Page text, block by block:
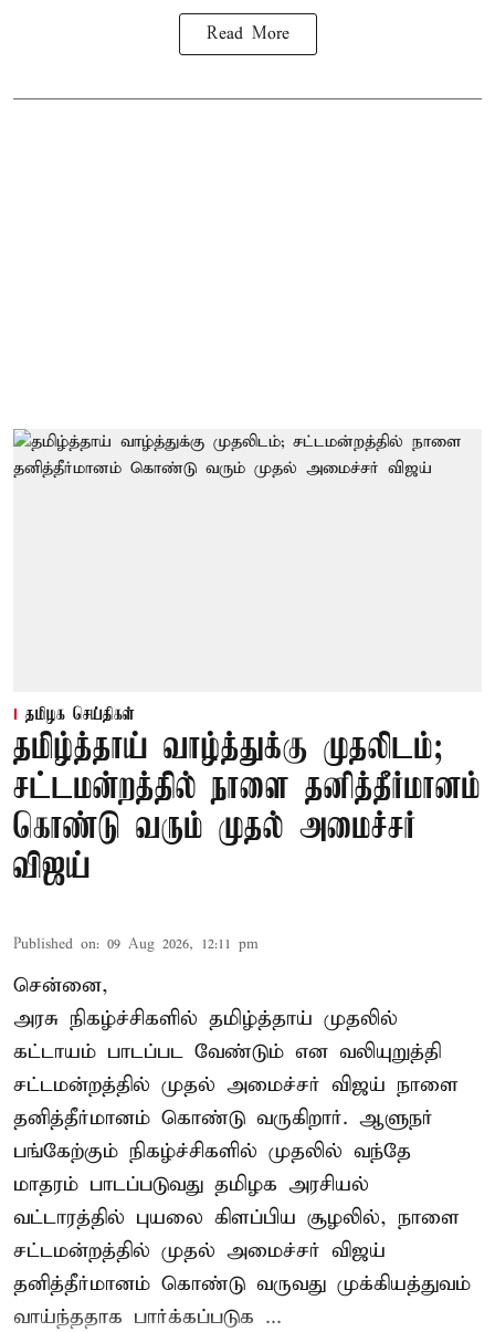
Read More
தமிழக செய்திகள்
தமிழ்த்தாய் வாழ்த்துக்கு முதலிடம்;
சட்டமன்றத்தில் நாளை தனித்தீர்மானம்
கொண்டு வரும் முதல் அமைச்சர்
விஜய்
Published on: 09 Aug 2026, 12:11 pm
சென்னை,
அரசு நிகழ்ச்சிகளில் தமிழ்த்தாய் முதலில்
கட்டாயம் பாடப்பட வேண்டும் என வலியுறுத்தி
சட்டமன்றத்தில் முதல் அமைச்சர் விஜய் நாளை
தனித்தீர்மானம் கொண்டு வருகிறார். ஆளுநர்
பங்கேற்கும் நிகழ்ச்சிகளில் முதலில் வந்தே
மாதரம் பாடப்படுவது தமிழக அரசியல்
வட்டாரத்தில் புயலை கிளப்பிய சூழலில், நாளை
சட்டமன்றத்தில் முதல் அமைச்சர் விஜய்
தனித்தீர்மானம் கொண்டு வருவது முக்கியத்துவம்
வாய்ந்ததாக பார்க்கப்படுக ...